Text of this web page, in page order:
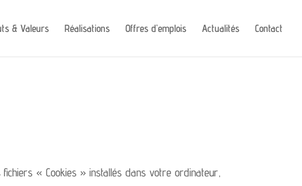
& Valeurs Réalisations Offres d’emplois Actualités Contact
« Cookies » installés dans votre ordinateur,